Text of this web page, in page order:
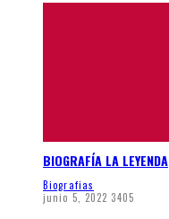
BIOGRAFÍA LA LEYENDA
Biografias
junio 5, 2022 3405